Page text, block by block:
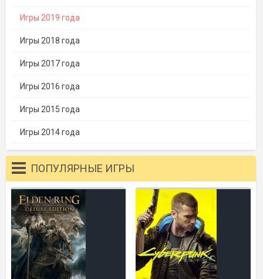
Игры 2019 года
Игры 2018 года
Игры 2017 года
Игры 2016 года
Игры 2015 года
Игры 2014 года
ПОПУЛЯРНЫЕ ИГРЫ